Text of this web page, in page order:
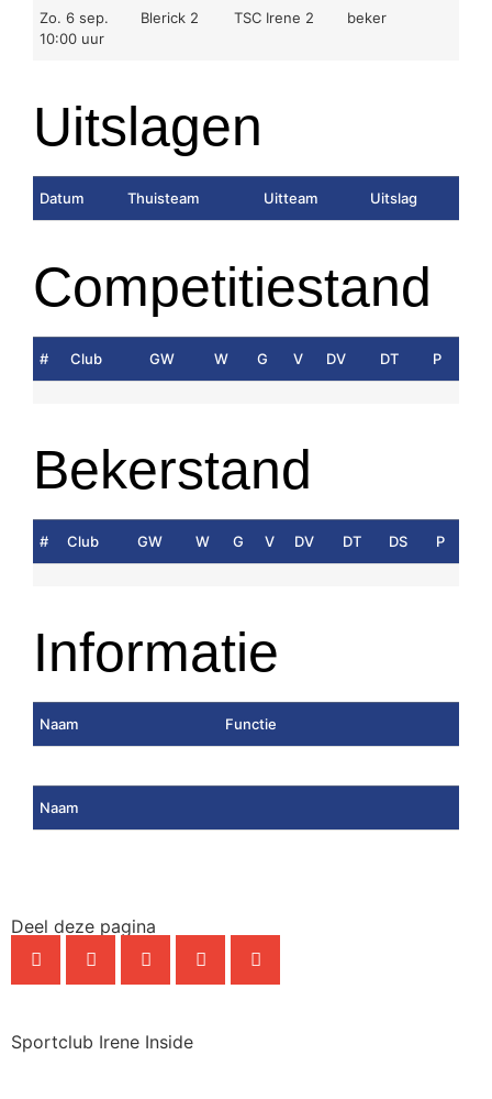
Zo. 6 sep.
10:00 uur
Blerick 2 TSC Irene 2 beker
Uitslagen
Datum Thuisteam Uitteam Uitslag
Competitiestand
# Club GW W G V DV DT P
Bekerstand
# Club GW W G V DV DT DS P
Informatie
Naam Functie
Naam
Deel deze pagina
Sportclub Irene Inside